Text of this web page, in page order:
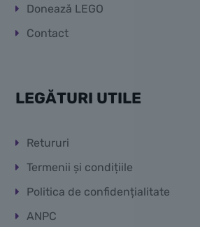
Donează LEGO
Contact
LEGĂTURI UTILE
Retururi
Termenii și condițiile
Politica de confidențialitate
ANPC